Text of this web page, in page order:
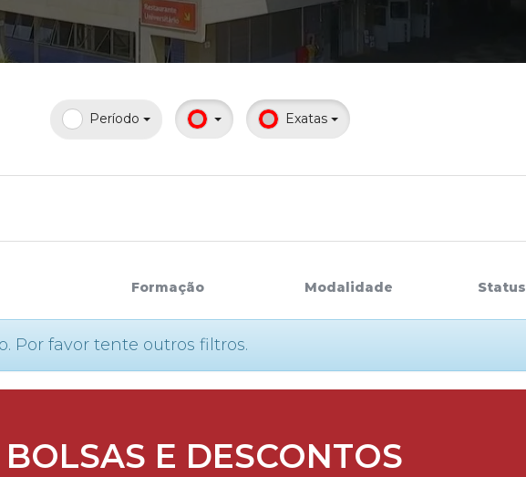
Calendário acadêmico
Internacionalização
Período Exatas
Formação Modalidade Status
Por favor tente outros filtros.
BOLSAS E DESCONTOS